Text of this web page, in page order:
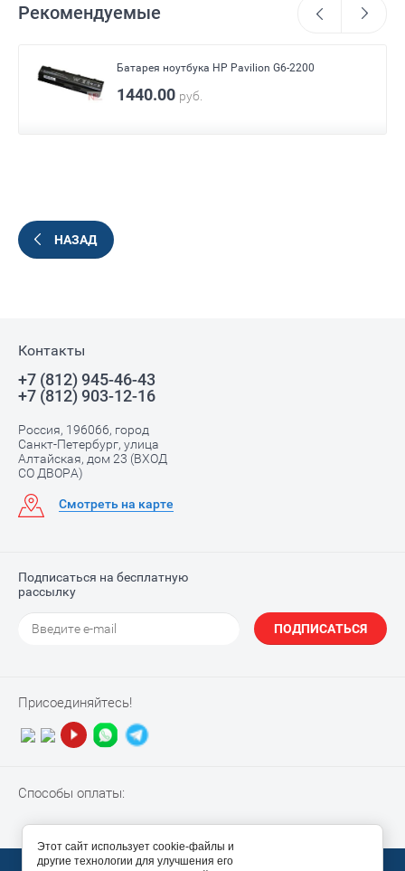
Рекомендуемые
Батарея ноутбука HP Pavilion G6-2200
1440.00 руб.
НАЗАД
Контакты
+7 (812) 945-46-43
+7 (812) 903-12-16
Россия, 196066, город
Санкт-Петербург, улица
Алтайская, дом 23 (ВХОД
СО ДВОРА)
Смотреть на карте
Подписаться на бесплатную
рассылку
ПОДПИСАТЬСЯ
Присоединяйтесь!
Способы оплаты:
Этот сайт использует cookie-файлы и
другие технологии для улучшения его